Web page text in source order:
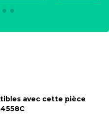
avec cette pièce